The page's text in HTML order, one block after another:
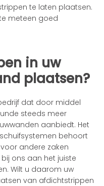
te laten plaatsen.
meteen goed
in uw
plaatsen?
dat door middel
steeds meer
aanbiedt. Het
behoort
andere zaken
ons aan het juiste
Wilt u daarom uw
van afdichtstrippen